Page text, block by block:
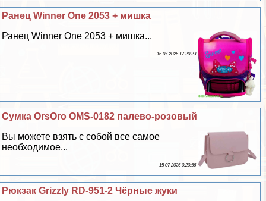
Ранец Winner One 2053 + мишка
Ранец Winner One 2053 + мишка...
16 07 2026 17:20:23
Сумка OrsOro OMS-0182 палево-розовый
Вы можете взять с собой все самое
необходимое...
15 07 2026 0:20:56
Рюкзак Grizzly RD-951-2 Чёрные жуки